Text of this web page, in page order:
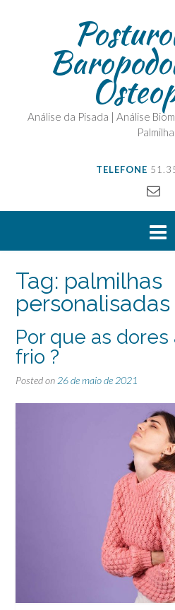
Análise da Pisada | Análise
TELEFONE
Tag: palmilhas
personalisadas
Por que as
frio ?
Posted on 26 de maio de 2021